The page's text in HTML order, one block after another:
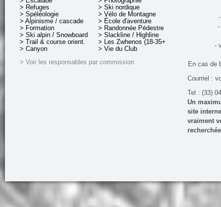
> Refuges
> Spéléologie
> Alpinisme / cascade
> Formation
> Ski alpin / Snowboard
> Trail & course orient.
> Canyon
> Ski nordique
> Vélo de Montagne
> École d'aventure
> Randonnée Pédestre
> Slackline / Highline
> Les Zwhenos (18-35+ ans)
> Vie du Club
> Voir les responsables par commission
-
-
En cas de
Courriel :
Tel : (33)
Un
site
vraiment